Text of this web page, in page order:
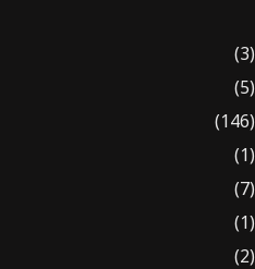
(3)
(5)
(146)
(1)
(7)
(1)
(2)